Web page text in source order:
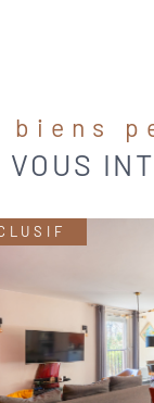
biens
VOUS